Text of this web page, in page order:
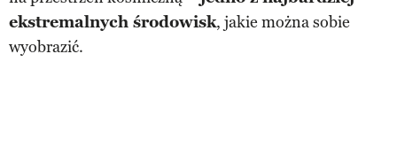
ekstremalnych środowisk, jakie można sobie
wyobrazić.